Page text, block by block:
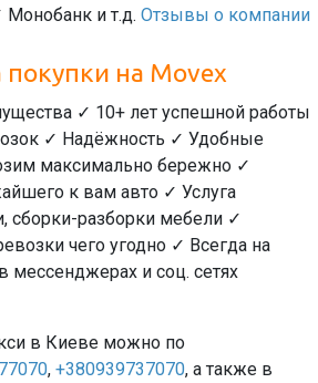
и т.д. Отзывы о компании
на Movex
✓ 10+ лет успешной работы
✓ Надёжность ✓ Удобные
максимально бережно ✓
к вам авто ✓ Услуга
сборки-разборки мебели ✓
чего угодно ✓ Всегда на
мессенджерах и соц. сетях
в Киеве можно по
, +380939737070, а также в